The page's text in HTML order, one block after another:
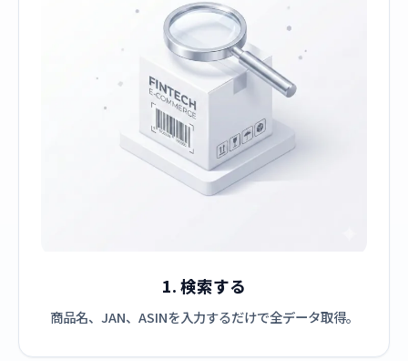
1. 検索する
商品名、JAN、ASINを入力するだけで全データ取得。